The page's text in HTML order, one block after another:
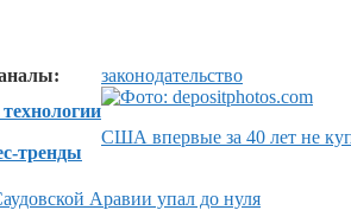
тренды
законодательство
США впервые за 40 лет не
Аравии упал до нуля